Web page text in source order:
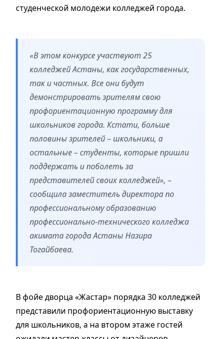
студенческой молодежи колледжей города.
«В этом конкурсе участвуют 25
колледжей Астаны, как государственных,
так и частных. Все они будут
демонстрировать зрителям свою
профориентационную программу для
школьников города. Кстати, больше
половины зрителей – школьники, а
остальные – студенты, которые пришли
поддержать и поболеть за
представителей своих колледжей», –
сообщила заместитель директора по
профессиональному образованию
профессионально-технического колледжа
акимата города Астаны Назира
Тогайбаева.
В фойе дворца «Жастар» порядка 30 колледжей
представили профориентационную выставку
для школьников, а на втором этаже гостей